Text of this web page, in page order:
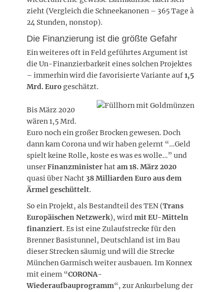
zieht (Vergleich die Schneekanonen – 365 Tage à
24 Stunden, nonstop).
Die Finanzierung ist die größte Gefahr
Ein weiteres oft in Feld geführtes Argument ist
die Un-Finanzierbarkeit eines solchen Projektes
– immerhin wird die favorisierte Variante auf1,5
Mrd. Euro geschätzt.
Bis März 2020
wären 1,5 Mrd.
Euro noch ein großer Brocken gewesen. Doch
dann kam Corona und wir haben gelernt “…Geld
spielt keine Rolle, koste es was es wolle…” und
unserFinanzministerhatam 18. März 2020
quasi über Nacht 38 Milliarden Euro aus dem
Ärmel geschüttelt.
So ein Projekt, als Bestandteil des TEN (Trans
Europäischen Netzwerk), wirdmit EU-Mitteln
finanziert. Es ist eine Zulaufstrecke für den
Brenner Basistunnel, Deutschland ist im Bau
dieser Strecken säumig und will die Strecke
München Garmisch weiter ausbauen. Im Konnex
mit einem “CORONA-
Wiederaufbauprogramm“, zur Ankurbelung der